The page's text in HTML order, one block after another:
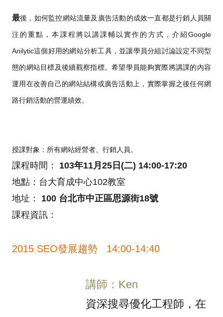
最後，如何監控網站流量及廣告活動的成效一直都是行銷人員關
注的重點，本課程將以講課輔以實作的方式，介紹Google
Anilytic這個好用的網站分析工具，並讓學員分組討論設定不同型
態的網站目標及後續觀察指標。希望學員能夠實際將講課的內容
運用在改善自己的網站結構或廣告活動上，實際掌握之後任何網
路行銷活動的營運績效。
授課對象：所有網站經營者、行銷人員。
課程時間： 103年11月25日(二) 14:00-17:20
地點：台大育成中心102教室
地址： 100 台北市中正區思源街18號
課程資訊：
2015 SEO發展趨勢 14:00-14:40
講師：Ken
資深搜尋優化工程師，在